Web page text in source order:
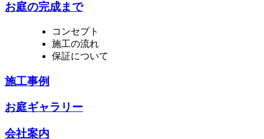
お庭の完成まで
コンセプト
施工の流れ
保証について
施工事例
お庭ギャラリー
会社案内